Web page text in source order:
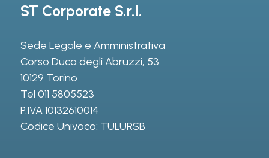
ST Corporate S.r.l.
Sede Legale e Amministrativa
Corso Duca degli Abruzzi, 53
10129 Torino
Tel 011 5805523
P.IVA 10132610014
Codice Univoco: TULURSB